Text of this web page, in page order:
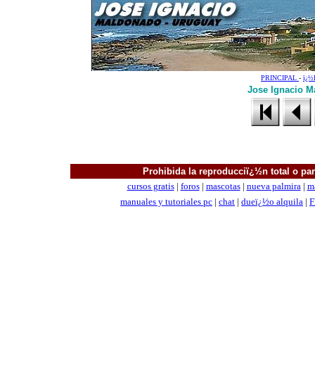
PRINCIPAL -
Jose Ignacio
Prohibida la reproducciï¿½n total o
cursos gratis| foros| mascotas| nueva palmira|
manuales y tutoriales pc | chat | dueï¿½o alquila |